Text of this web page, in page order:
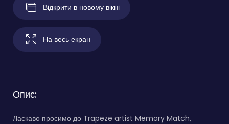
Відкрити в новому вікні
На весь екран
Опис:
Ласкаво просимо до Trapeze artist Memory Match,